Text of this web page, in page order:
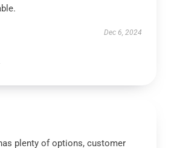
Dec 6, 2024
plenty of options, customer